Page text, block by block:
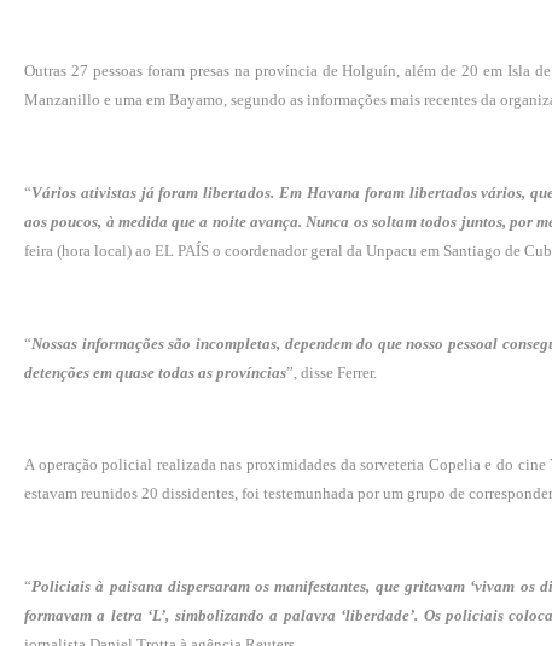
Outras 27 pessoas foram presas na província de Holguín, além de 20 em Isla
Manzanillo e uma em Bayamo, segundo as informações mais recentes da
“Vários ativistas já foram libertados. Em Havana foram libertados vários,
aos poucos, à medida que a noite avança. Nunca os soltam todos juntos, por
feira (hora local) ao EL PAÍS o coordenador geral da Unpacu em Santiago de
“Nossas informações são incompletas, dependem do que nosso pessoal
detenções em quase todas as províncias”, disse Ferrer.
A operação policial realizada nas proximidades da sorveteria Copelia e do
estavam reunidos 20 dissidentes, foi testemunhada por um grupo de
“Policiais à paisana dispersaram os manifestantes, que gritavam ‘vivam os
formavam a letra ‘L’, simbolizando a palavra ‘liberdade’. Os policiais